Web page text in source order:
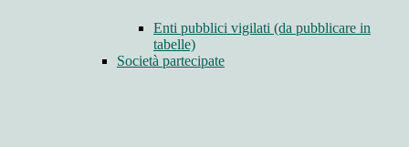
Enti pubblici vigilati (da pubblicare in
tabelle)
Società partecipate